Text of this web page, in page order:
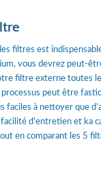
filtres est
vous devrez peut-
filtre externe toutes
peut être
faciles à nettoyer que
d’entretien et ka
en comparant les 5